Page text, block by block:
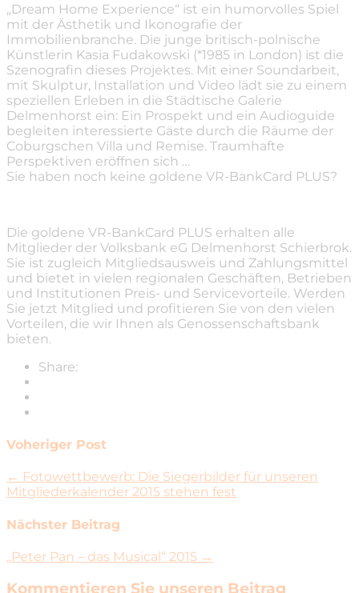
„Dream Home Experience“ ist ein humorvolles Spiel
mit der Ästhetik und Ikonografie der
Immobilienbranche. Die junge britisch-polnische
Künstlerin Kasia Fudakowski (*1985 in London) ist die
Szenografin dieses Projektes. Mit einer Soundarbeit,
mit Skulptur, Installation und Video lädt sie zu einem
speziellen Erleben in die Städtische Galerie
Delmenhorst ein: Ein Prospekt und ein Audioguide
begleiten interessierte Gäste durch die Räume der
Coburgschen Villa und Remise. Traumhafte
Perspektiven eröffnen sich …
Sie haben noch keine goldene VR-BankCard PLUS?
Die goldene VR-BankCard PLUS erhalten alle
Mitglieder der Volksbank eG Delmenhorst Schierbrok.
Sie ist zugleich Mitgliedsausweis und Zahlungsmittel
und bietet in vielen regionalen Geschäften, Betrieben
und Institutionen Preis- und Servicevorteile. Werden
Sie jetzt Mitglied und profitieren Sie von den vielen
Vorteilen, die wir Ihnen als Genossenschaftsbank
bieten.
Share:
Voheriger Post
← Fotowettbewerb: Die Siegerbilder für unseren
Mitgliederkalender 2015 stehen fest
Nächster Beitrag
„Peter Pan – das Musical“ 2015 →
Kommentieren Sie unseren Beitrag